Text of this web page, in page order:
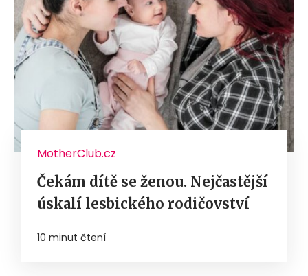
MotherClub.cz
Čekám dítě se ženou. Nejčastější
úskalí lesbického rodičovství
10 minut čtení